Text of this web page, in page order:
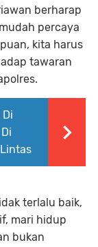
berharap
percaya
kita harus
tawaran
terlalu baik,
mari hidup
bukan